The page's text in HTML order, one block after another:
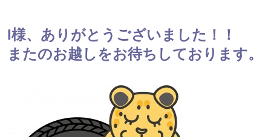
I様、ありがとうございました！！
またのお越しをお待ちしております。